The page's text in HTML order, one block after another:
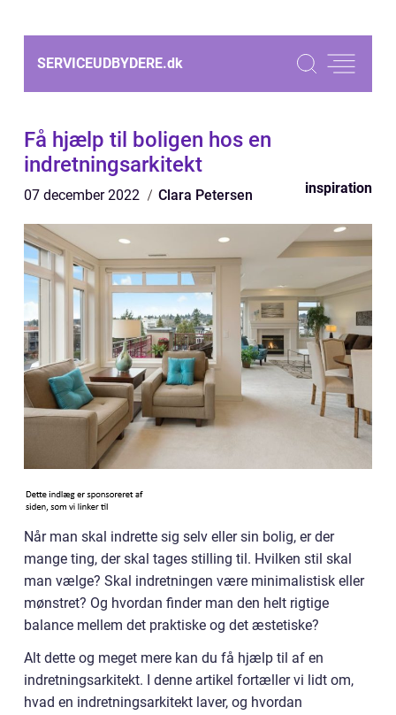
SERVICEUDBYDERE.dk
Få hjælp til boligen hos en
indretningsarkitekt
07 december 2022 Clara Petersen inspiration
Når man skal indrette sig selv eller sin bolig, er der
mange ting, der skal tages stilling til. Hvilken stil skal
man vælge? Skal indretningen være minimalistisk eller
mønstret? Og hvordan finder man den helt rigtige
balance mellem det praktiske og det æstetiske?
Alt dette og meget mere kan du få hjælp til af en
indretningsarkitekt. I denne artikel fortæller vi lidt om,
hvad en indretningsarkitekt laver, og hvordan